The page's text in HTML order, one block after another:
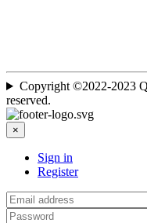
Copyright ©2022-2023
reserved.
×
Sign in
Register